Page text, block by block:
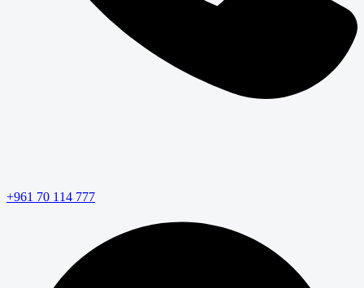
+961 70 114 777